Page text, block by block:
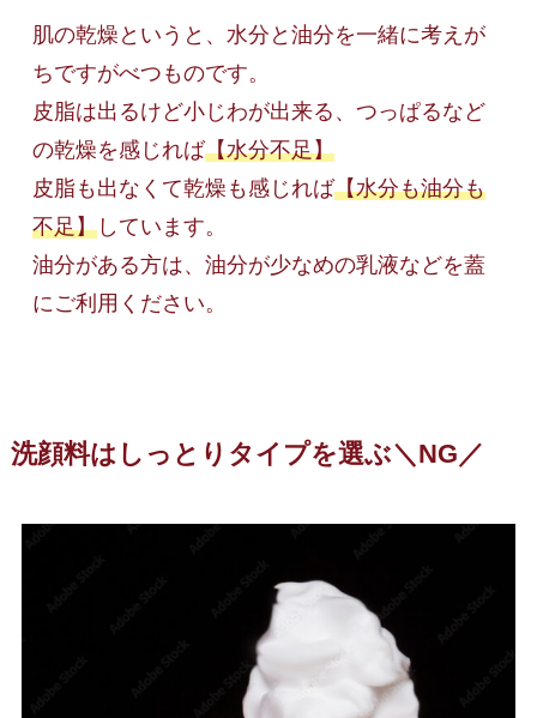
肌の乾燥というと、水分と油分を一緒に考えが
ちですがべつものです。
皮脂は出るけど小じわが出来る、つっぱるなど
の乾燥を感じれば【水分不足】
皮脂も出なくて乾燥も感じれば【水分も油分も
不足】しています。
油分がある方は、油分が少なめの乳液などを蓋
にご利用ください。
洗顔料はしっとりタイプを選ぶ＼NG／